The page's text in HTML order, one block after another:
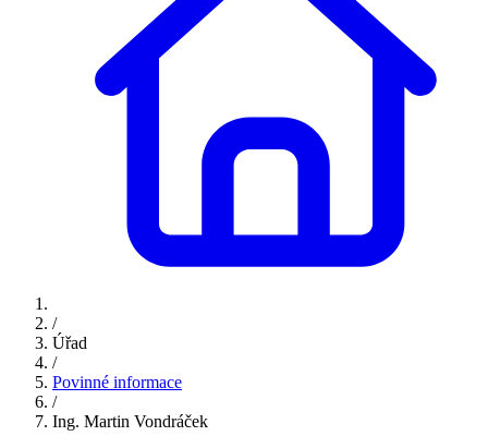
/
Úřad
/
Povinné informace
/
Ing. Martin Vondráček